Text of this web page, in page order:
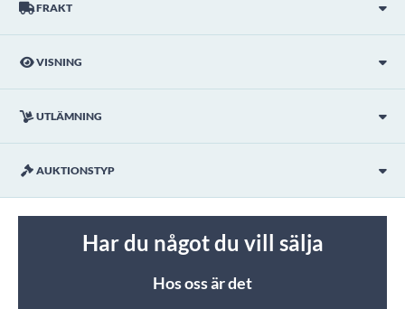
FRAKT
VISNING
UTLÄMNING
AUKTIONSTYP
Har du något du vill sälja
Hos oss är det